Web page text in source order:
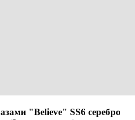
"Believe" SS6 серебро